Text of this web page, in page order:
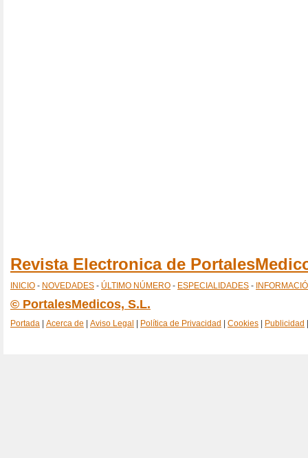
Revista Electronica de
INICIO - NOVEDADES - ÚLTIMO NÚMERO - ESPECIALIDADES -
© PortalesMedicos, S.L.
Portada Acerca de Aviso Legal Política de Privacidad Cookies Publicidad